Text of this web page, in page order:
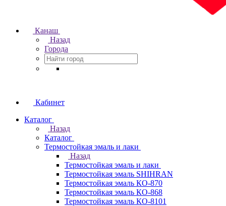
Канаш
Назад
Города
Кабинет
Каталог
Назад
Каталог
Термостойкая эмаль и лаки
Назад
Термостойкая эмаль и лаки
Термостойкая эмаль SHIHRAN
Термостойкая эмаль КО-870
Термостойкая эмаль КО-868
Термостойкая эмаль КО-8101